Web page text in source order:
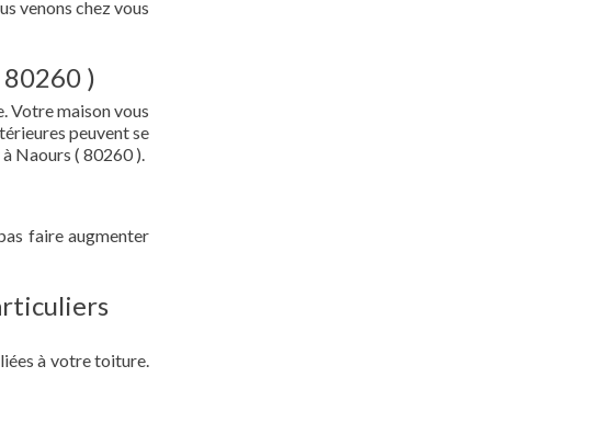
venons chez vous
)
Votre maison vous
peuvent se
Naours ( 80260 ).
faire augmenter
à votre toiture.